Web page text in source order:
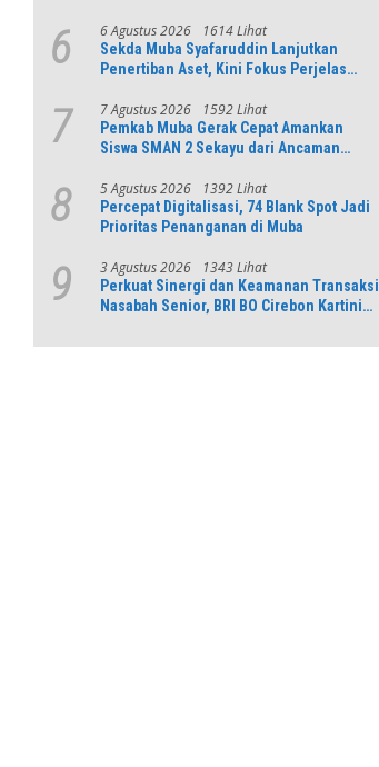
6 6 Agustus 2026 1614 Lihat
Sekda Muba Syafaruddin Lanjutkan
Penertiban Aset, Kini Fokus Perjelas
7 7 Agustus 2026 1592 Lihat
Pemkab Muba Gerak Cepat Amankan
Siswa SMAN 2 Sekayu dari Ancaman
8 5 Agustus 2026 1392 Lihat
Percepat Digitalisasi, 74 Blank Spot Jadi
Prioritas Penanganan di Muba
9 3 Agustus 2026 1343 Lihat
Perkuat Sinergi dan Keamanan Transaksi
Nasabah Senior, BRI BO Cirebon Kartini